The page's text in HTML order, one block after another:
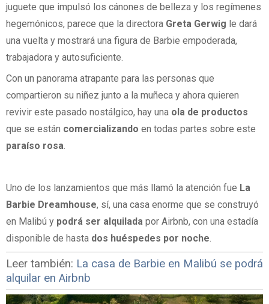
juguete que impulsó los cánones de belleza y los regímenes
hegemónicos, parece que la directora Greta Gerwig le dará
una vuelta y mostrará una figura de Barbie empoderada,
trabajadora y autosuficiente.
Con un panorama atrapante para las personas que
compartieron su niñez junto a la muñeca y ahora quieren
revivir este pasado nostálgico, hay una ola de productos
que se están comercializando en todas partes sobre este
paraíso rosa.
Uno de los lanzamientos que más llamó la atención fue La
Barbie Dreamhouse, sí, una casa enorme que se construyó
en Malibú y podrá ser alquilada por Airbnb, con una estadía
disponible de hasta dos huéspedes por noche.
Leer también: La casa de Barbie en Malibú se podrá
alquilar en Airbnb